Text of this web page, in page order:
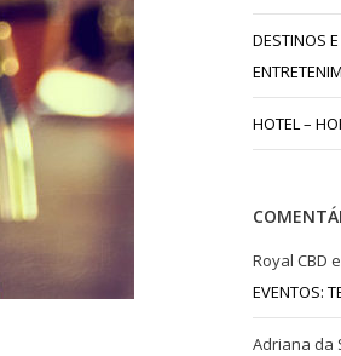
DESTINOS
HOTEL –
Royal CBD
EVENTOS:
Adriana da